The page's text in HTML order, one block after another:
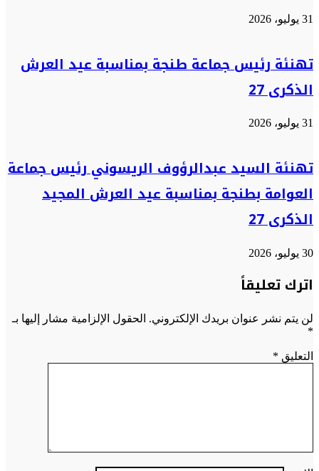
31 يوليو، 2026
تهنئة رئيس جماعة طنجة بمناسبة عيد العرش
الذكرى 27
31 يوليو، 2026
تهنئة السيد عبدالرؤوف الريسوني رئيس جماعة
العوامة بطنجة بمناسبة عيد العرش المجيد
الذكرى 27
30 يوليو، 2026
اترك تعليقاً
لن يتم نشر عنوان بريدك الإلكتروني. الحقول الإلزامية مشار إليها بـ
*
التعليق *